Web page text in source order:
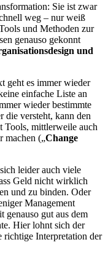
Sie ist zwar
weg – nur weiß
und Methoden zur
genauso gekonnt
und
geht es immer wieder
einfache Liste an
wieder bestimmte
die versteht, kann den
Tools, mittlerweile auch
machen („Change
leider auch viele
Geld nicht wirklich
und zu binden. Oder
Management
genauso gut aus dem
Hier lohnt sich der
Interpretation der